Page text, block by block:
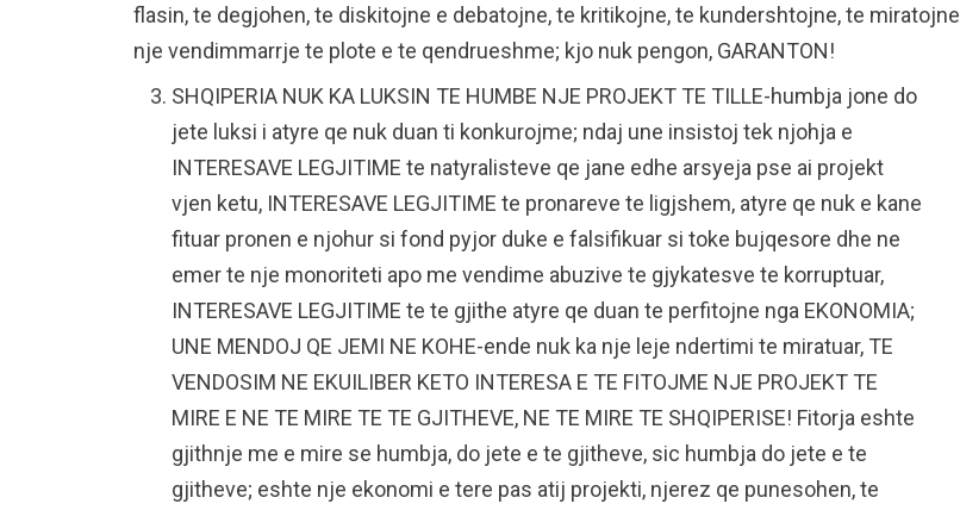
flasin, te degjohen, te diskitojne e debatojne, te kritikojne, te kundershtojne, te miratojne
nje vendimmarrje te plote e te qendrueshme; kjo nuk pengon, GARANTON!
SHQIPERIA NUK KA LUKSIN TE HUMBE NJE PROJEKT TE TILLE-humbja jone do
jete luksi i atyre qe nuk duan ti konkurojme; ndaj une insistoj tek njohja e
INTERESAVE LEGJITIME te natyralisteve qe jane edhe arsyeja pse ai projekt
vjen ketu, INTERESAVE LEGJITIME te pronareve te ligjshem, atyre qe nuk e kane
fituar pronen e njohur si fond pyjor duke e falsifikuar si toke bujqesore dhe ne
emer te nje monoriteti apo me vendime abuzive te gjykatesve te korruptuar,
INTERESAVE LEGJITIME te te gjithe atyre qe duan te perfitojne nga EKONOMIA;
UNE MENDOJ QE JEMI NE KOHE-ende nuk ka nje leje ndertimi te miratuar, TE
VENDOSIM NE EKUILIBER KETO INTERESA E TE FITOJME NJE PROJEKT TE
MIRE E NE TE MIRE TE TE GJITHEVE, NE TE MIRE TE SHQIPERISE! Fitorja eshte
gjithnje me e mire se humbja, do jete e te gjitheve, sic humbja do jete e te
gjitheve; eshte nje ekonomi e tere pas atij projekti, njerez qe punesohen, te